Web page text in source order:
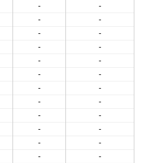
-
-
-
-
-
-
-
-
-
-
-
-
-
-
-
-
-
-
-
-
-
-
-
-